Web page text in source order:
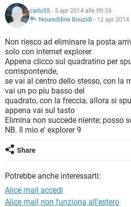
TIKTOK
HARDWARE
INSTAGRAM
TIKTOK
HARDWARE
INTRATTENIMENTO
iOS
INSTAGRAM
TIKTOK
HARDWARE
COVID-19
INTRATTENIMENTO
iOS
INSTAGRAM
TIKTOK
HARDWARE
GLOSSARIO
COVID-19
INTRATTENIMENTO
iOS
INSTAGRAM
TIKTOK
HARDWARE
carlo55 - 5 apr 2014 alle 09:33
Noureddine Bouzidi - 12 apr 2014
Non riesco ad eliminare la posta
solo con internet explorer
Appena clicco sul quadratino per
corrispontende,
se vai al centro dello stesso, con la
vai un po piu basso del
quadrato, con la freccia, allora si
appena vai sul tasto
Elimina non succede niente; posso
NB. Il mio e' explorer 9
Share
Potrebbe anche interessarti:
Alice mail accedi
Alice mail non funziona all'estero